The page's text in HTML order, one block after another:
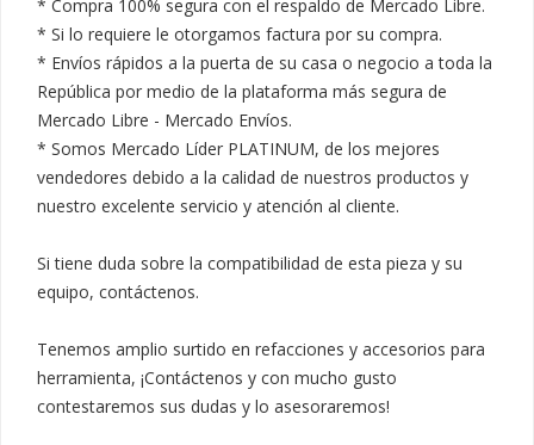
* Compra 100% segura con el respaldo de Mercado Libre.
* Si lo requiere le otorgamos factura por su compra.
* Envíos rápidos a la puerta de su casa o negocio a toda la
República por medio de la plataforma más segura de
Mercado Libre - Mercado Envíos.
* Somos Mercado Líder PLATINUM, de los mejores
vendedores debido a la calidad de nuestros productos y
nuestro excelente servicio y atención al cliente.
Si tiene duda sobre la compatibilidad de esta pieza y su
equipo, contáctenos.
Tenemos amplio surtido en refacciones y accesorios para
herramienta, ¡Contáctenos y con mucho gusto
contestaremos sus dudas y lo asesoraremos!